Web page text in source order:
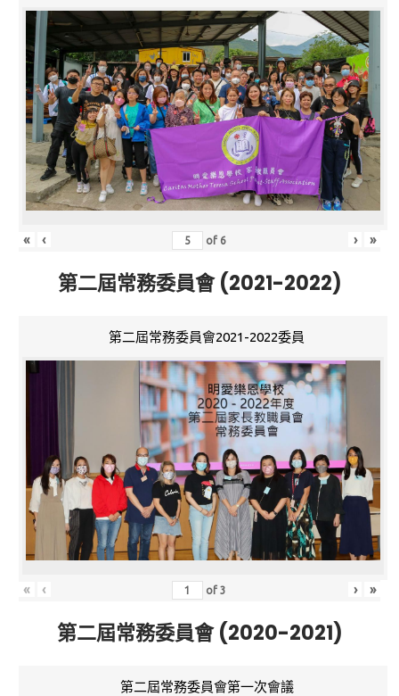
« ‹ of 6 › »
第二屆常務委員會 (2021-2022)
第二屆常務委員會2021-2022委員
« ‹ of3 › »
第二屆常務委員會 (2020-2021)
第二屆常務委員會第一次會議